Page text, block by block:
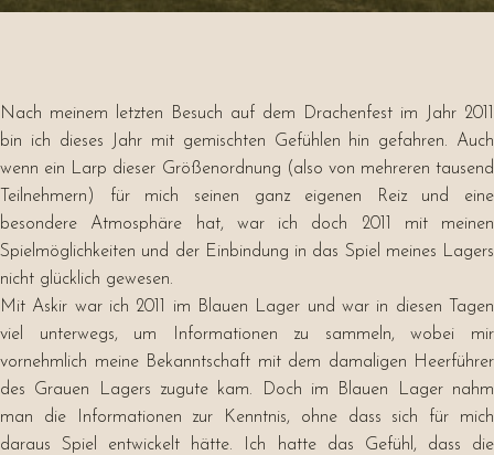
Nach meinem letzten Besuch auf dem Drachenfest im Jahr 2011
bin ich dieses Jahr mit gemischten Gefühlen hin gefahren. Auch
wenn ein Larp dieser Größenordnung (also von mehreren tausend
Teilnehmern) für mich seinen ganz eigenen Reiz und eine
besondere Atmosphäre hat, war ich doch 2011 mit meinen
Spielmöglichkeiten und der Einbindung in das Spiel meines Lagers
nicht glücklich gewesen.
Mit Askir war ich 2011 im Blauen Lager und war in diesen Tagen
viel unterwegs, um Informationen zu sammeln, wobei mir
vornehmlich meine Bekanntschaft mit dem damaligen Heerführer
des Grauen Lagers zugute kam. Doch im Blauen Lager nahm
man die Informationen zur Kenntnis, ohne dass sich für mich
daraus Spiel entwickelt hätte. Ich hatte das Gefühl, dass die